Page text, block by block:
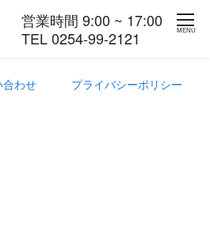
営業時間 9:00 ~ 17:00
TEL 0254-99-2121
MENU
合わせ プライバシーポリシー